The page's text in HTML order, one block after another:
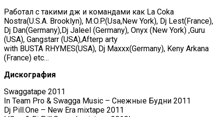
Работал с такими дж и командами как La Coka
Nostra(U.S.A. Brooklyn), M.O.P.(Usa,New York), Dj Lest(France),
Dj Dan(Germany),Dj Jaleel (Germany), Onyx (New York) ,Guru
(USA), Gangstarr (USA),Afterp arty
with BUSTA RHYMES(USA), Dj Maxxx(Germany), Keny Arkana
(France) etc…
Дискография
Swaggatape 2011
In Team Pro & Swagga Music – Снежные Будни 2011
Dj Pill.One – New Era mixtape 2011